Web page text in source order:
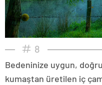
8
Bedeninize uygun,
kumaştan üretilen iç